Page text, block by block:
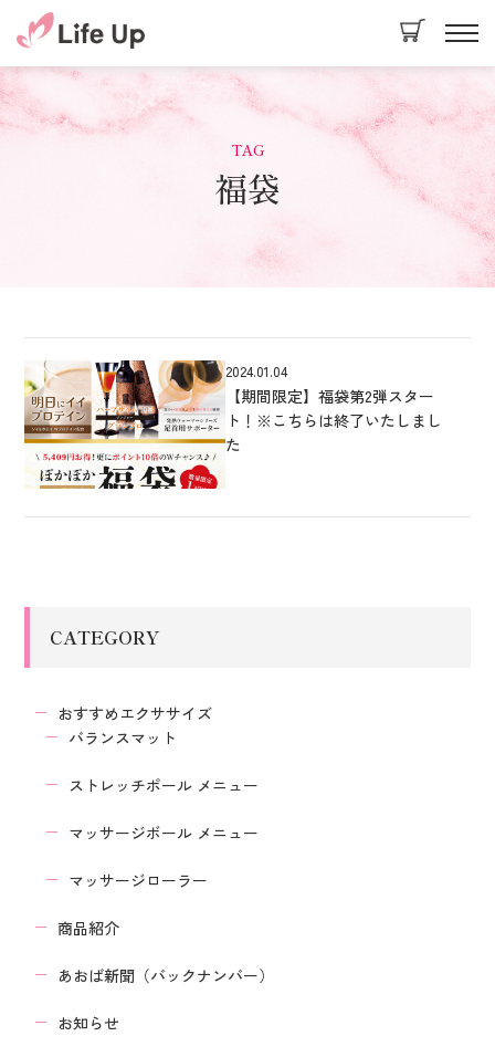
TAG
福袋
2024.01.04
【期間限定】福袋第2弾スター
ト！※こちらは終了いたしまし
た
CATEGORY
おすすめエクササイズ
バランスマット
ストレッチポール メニュー
マッサージボール メニュー
マッサージローラー
商品紹介
あおば新聞（バックナンバー）
お知らせ